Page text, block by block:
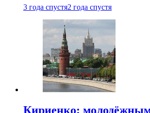
3 года спустя2 года спустя
Кириенко: